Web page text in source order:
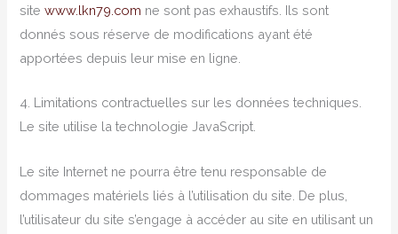
sitewww.lkn79.com ne sont pas exhaustifs. Ils sont
donnés sous réserve de modifications ayant été
apportées depuis leur mise en ligne.
4. Limitations contractuelles sur les données techniques.
Le site utilise la technologie JavaScript.
Le site Internet ne pourra être tenu responsable de
dommages matériels liés à l’utilisation du site. De plus,
l’utilisateur du site s’engage à accéder au site en utilisant un